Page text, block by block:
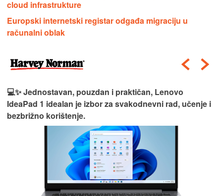
cloud infrastrukture
Europski internetski registar odgađa migraciju u
računalni oblak
💻✨ Jednostavan, pouzdan i praktičan, Lenovo
IdeaPad 1 idealan je izbor za svakodnevni rad, učenje i
bezbrižno korištenje.